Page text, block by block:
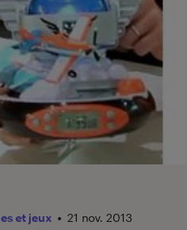
et jeux • 21 nov. 2013